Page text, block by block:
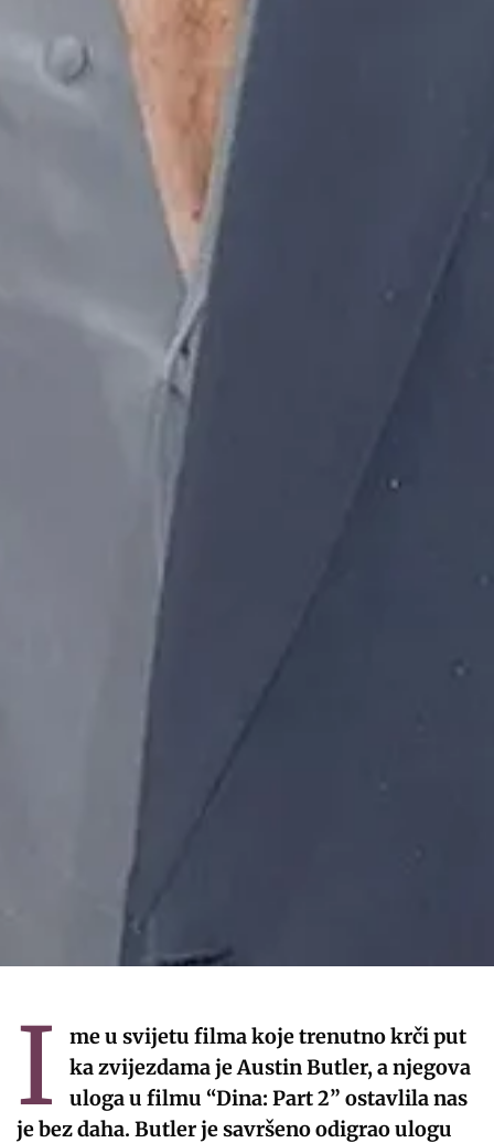
I
me u svijetu filma koje trenutno krči put
ka zvijezdama je Austin Butler, a njegova
uloga u filmu “Dina: Part 2” ostavlila nas
je bez daha. Butler je savršeno odigrao ulogu